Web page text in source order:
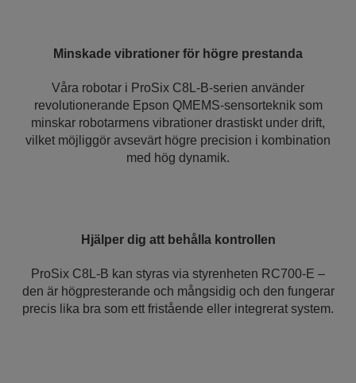
Minskade vibrationer för högre prestanda
Våra robotar i ProSix C8L-B-serien använder
revolutionerande Epson QMEMS-sensorteknik som
minskar robotarmens vibrationer drastiskt under drift,
vilket möjliggör avsevärt högre precision i kombination
med hög dynamik.
Hjälper dig att behålla kontrollen
ProSix C8L-B kan styras via styrenheten RC700-E –
den är högpresterande och mångsidig och den fungerar
precis lika bra som ett fristående eller integrerat system.